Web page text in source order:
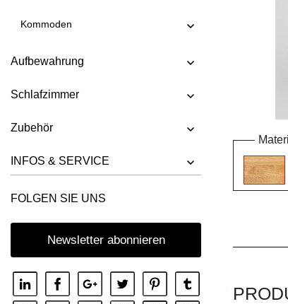
Kommoden
Aufbewahrung
Schlafzimmer
Zubehör
INFOS & SERVICE
FOLGEN SIE UNS
Newsletter abonnieren